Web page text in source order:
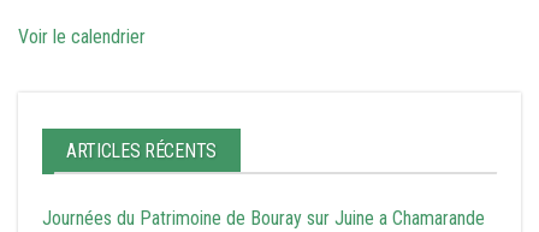
Voir le calendrier
ARTICLES RÉCENTS
Journées du Patrimoine de Bouray sur Juine a Chamarande